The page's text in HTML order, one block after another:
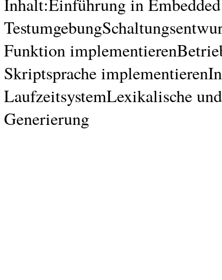
Funktion
Skriptsprache
LaufzeitsystemLexikalische
Generierung